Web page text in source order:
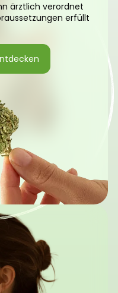
ärztlich verordnet
erfüllt